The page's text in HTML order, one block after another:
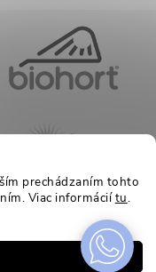
prechádzaním tohto
Viac informáciítu.